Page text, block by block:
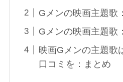
Gメンの映画主題歌
Gメンの映画主題歌
映画Gメンの主題歌
口コミを：まとめ